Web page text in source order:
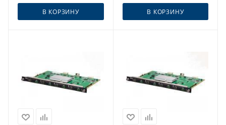
В КОРЗИНУ В КОРЗИНУ